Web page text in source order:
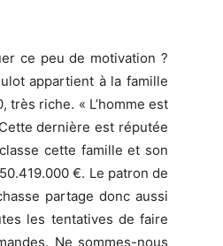
ce peu de motivation ?
appartient à la famille
très riche. « L’homme est
dernière est réputée
cette famille et son
€. Le patron de
partage donc aussi
les tentatives de faire
Ne sommes-nous